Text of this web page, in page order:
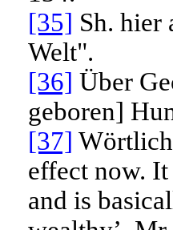
[35] Sh. hier
Welt".
[36] Über
geboren]
[37]
effect now.
and is